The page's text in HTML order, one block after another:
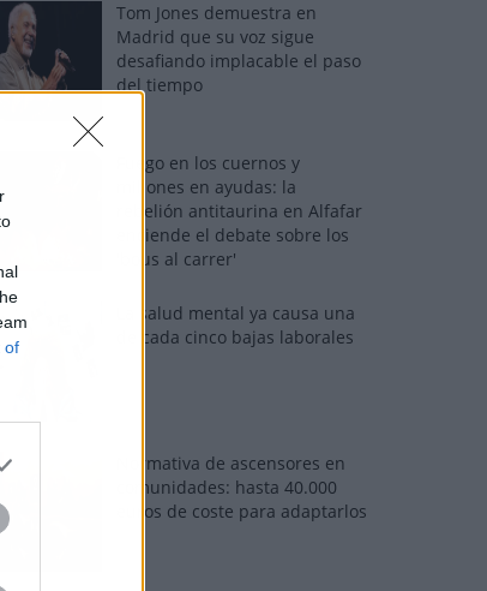
of
Tom Jones demuestra en
Madrid que su voz sigue
desafiando implacable el paso
del tiempo
Fuego en los cuernos y
millones en ayudas: la
rebelión antitaurina en Alfafar
enciende el debate sobre los
'bous al carrer'
La salud mental ya causa una
de cada cinco bajas laborales
Normativa de ascensores en
comunidades: hasta 40.000
euros de coste para adaptarlos